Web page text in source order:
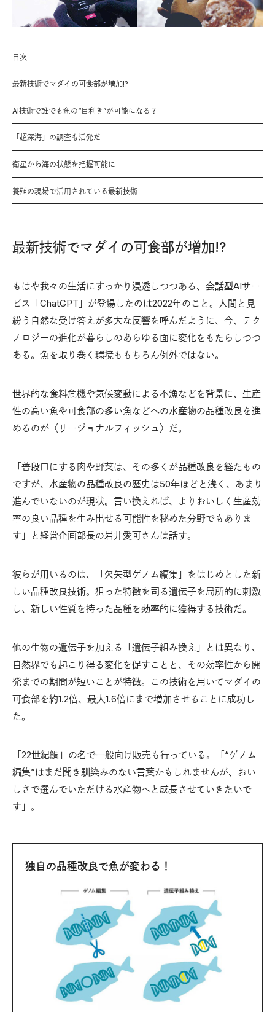
目次
最新技術でマダイの可食部が増加!?
AI技術で誰でも魚の“目利き”が可能になる？
「超深海」の調査も活発だ
衛星から海の状態を把握可能に
養殖の現場で活用されている最新技術
最新技術でマダイの可食部が増加!?
もはや我々の生活にすっかり浸透しつつある、会話型AIサー
ビス「ChatGPT」が登場したのは2022年のこと。人間と見
紛う自然な受け答えが多大な反響を呼んだように、今、テク
ノロジーの進化が暮らしのあらゆる面に変化をもたらしつつ
ある。魚を取り巻く環境ももちろん例外ではない。
世界的な食料危機や気候変動による不漁などを背景に、生産
性の高い魚や可食部の多い魚などへの水産物の品種改良を進
めるのが〈リージョナルフィッシュ〉だ。
「普段口にする肉や野菜は、その多くが品種改良を経たもの
ですが、水産物の品種改良の歴史は50年ほどと浅く、あまり
進んでいないのが現状。言い換えれば、よりおいしく生産効
率の良い品種を生み出せる可能性を秘めた分野でもありま
す」と経営企画部長の岩井愛可さんは話す。
彼らが用いるのは、「欠失型ゲノム編集」をはじめとした新
しい品種改良技術。狙った特徴を司る遺伝子を局所的に刺激
し、新しい性質を持った品種を効率的に獲得する技術だ。
他の生物の遺伝子を加える「遺伝子組み換え」とは異なり、
自然界でも起こり得る変化を促すことと、その効率性から開
発までの期間が短いことが特徴。この技術を用いてマダイの
可食部を約1.2倍、最大1.6倍にまで増加させることに成功し
た。
「22世紀鯛」の名で一般向け販売も行っている。「“ゲノム
編集”はまだ聞き馴染みのない言葉かもしれませんが、おい
しさで選んでいただける水産物へと成長させていきたいで
す」。
独自の品種改良で魚が変わる！